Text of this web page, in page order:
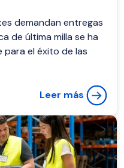
demandan entregas
de última milla se ha
el éxito de las
Leer más